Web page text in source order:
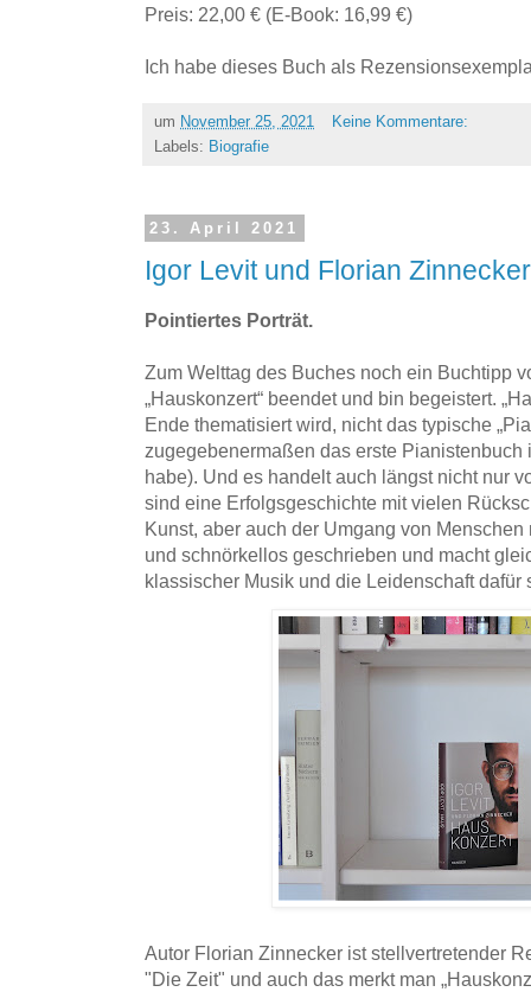
Preis: 22,00 € (E-Book: 16,99 €)
Ich habe dieses Buch als
um November 25, 2021
Keine Kommentare:
Labels: Biografie
23. April 2021
Igor Levit und Florian
Pointiertes Porträt.
Zum Welttag des Buches noch ein Buchtipp
„Hauskonzert“ beendet und bin begeistert.
Ende thematisiert wird, nicht das typische
zugegebenermaßen das erste
habe). Und es handelt auch längst nicht nur
sind eine Erfolgsgeschichte mit vielen
Kunst, aber auch der Umgang von
und schnörkellos geschrieben und macht
klassischer Musik und die Leidenschaft dafür
Autor Florian Zinnecker ist stellvertretender
"Die Zeit" und auch das merkt man